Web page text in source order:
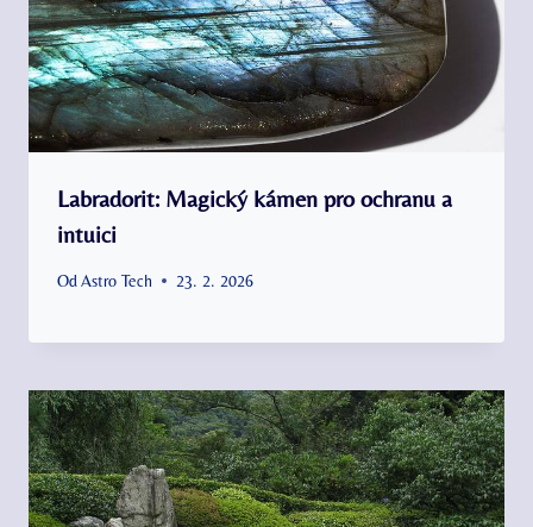
Labradorit: Magický kámen pro ochranu a
intuici
Od Astro Tech 23. 2. 2026